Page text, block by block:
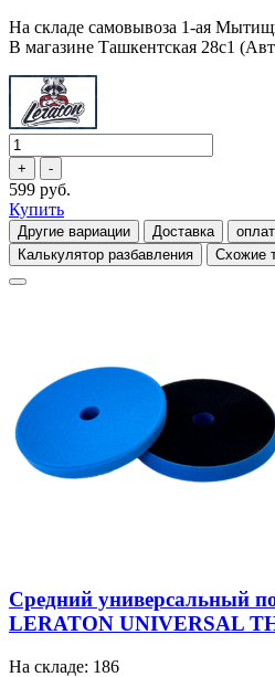
На складе самовывоза 1-ая
В магазине Ташкентская 28с1
599 руб.
Купить
Другие вариации Доставка
Калькулятор разбавления
Схожие
Средний универсальный
LERATON UNIVERSAL
На складе: 186